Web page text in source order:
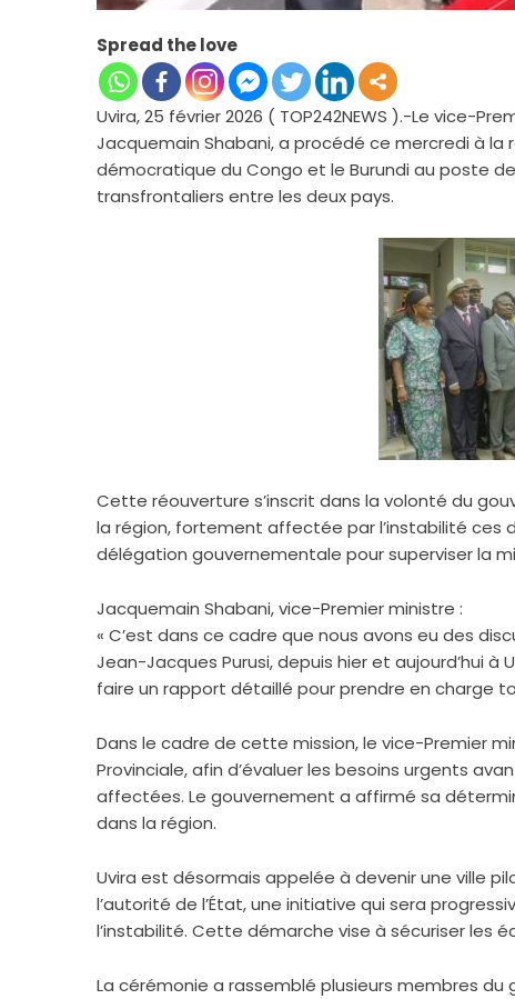
Spread the love
Uvira, 25 février 2026 ( TOP242NEWS ).-Le vice-
Jacquemain Shabani, a procédé ce mercredi à
démocratique du Congo et le Burundi au poste
transfrontaliers entre les deux pays.
Cette réouverture s’inscrit dans la volonté du
la région, fortement affectée par l’instabilité ces
délégation gouvernementale pour superviser la
Jacquemain Shabani, vice-Premier ministre :
« C’est dans ce cadre que nous avons eu des
Jean-Jacques Purusi, depuis hier et aujourd’hui
faire un rapport détaillé pour prendre en charge
Dans le cadre de cette mission, le vice-Premier
Provinciale, afin d’évaluer les besoins urgents
affectées. Le gouvernement a affirmé sa
dans la région.
Uvira est désormais appelée à devenir une ville
l’autorité de l’État, une initiative qui sera
l’instabilité. Cette démarche vise à sécuriser les
La cérémonie a rassemblé plusieurs membres